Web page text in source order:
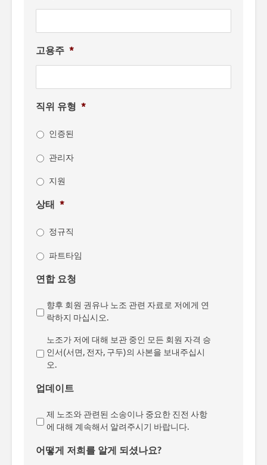
고용주 *
직위 유형 *
인증된
관리자
지원
상태 *
정규직
파트타임
연합 요청
향후 회원 권유나 노조 관련 자료로 저에게 연
락하지 마십시오.
노조가 저에 대해 보관 중인 모든 회원 자격 승
인서(서면, 전자, 구두)의 사본을 보내주십시
오.
업데이트
제 노조와 관련된 소송이나 중요한 진전 사항
에 대해 계속해서 알려주시기 바랍니다.
어떻게 저희를 알게 되셨나요?